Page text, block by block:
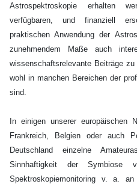
Astrospektroskopie erhalten
verfügbaren, und finanziell
praktischen Anwendung der
zunehmendem Maße auch
wissenschaftsrelevante Beiträge
wohl in manchen Bereichen der
sind.
In einigen unserer europäischen
Frankreich, Belgien oder auch
Deutschland einzelne
Sinnhaftigkeit der Symbiose
Spektroskopiemonitoring v. a.